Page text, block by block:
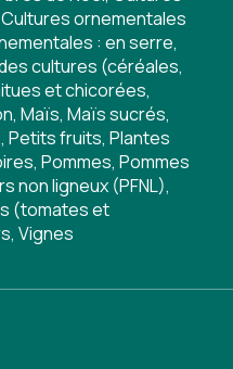
ornementales
: en serre,
cultures (céréales,
et chicorées,
Maïs, Maïs sucrés,
Petits fruits, Plantes
Pommes, Pommes
non ligneux (PFNL),
(tomates et
Vignes